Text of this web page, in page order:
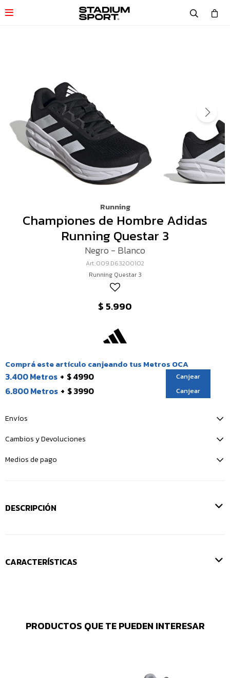

Running
Championes de Hombre Adidas
Running Questar 3
Negro - Blanco
009.D63200102
Running Questar 3
$ 5.990
Comprá este artículo canjeando tus Metros OCA
3.400 Metros $ 4990 Canjear
6.800 Metros $ 3990 Canjear
Envíos
Cambios y Devoluciones
Medios de pago
DESCRIPCIÓN
CARACTERÍSTICAS
PRODUCTOS QUE TE PUEDEN INTERESAR